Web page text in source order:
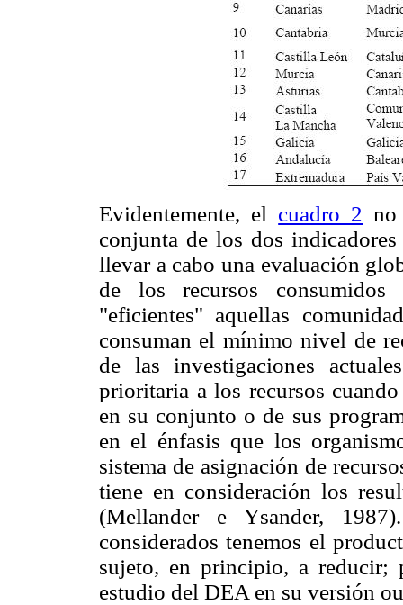
Evidentemente, el cuadro 2 no
conjunta de los dos
llevar a cabo una evaluación
de los recursos consumidos
"eficientes" aquellas
consuman el mínimo nivel de
de las investigaciones
prioritaria a los recursos
en su conjunto o de sus
en el énfasis que los
sistema de asignación de
tiene en consideración los
(Mellander e Ysander,
considerados tenemos el
sujeto, en principio, a reducir;
estudio del DEA en su versión